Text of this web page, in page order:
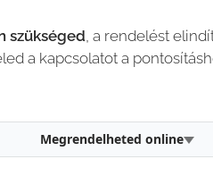
szükséged, a rendelést
a kapcsolatot a
Megrendelheted online